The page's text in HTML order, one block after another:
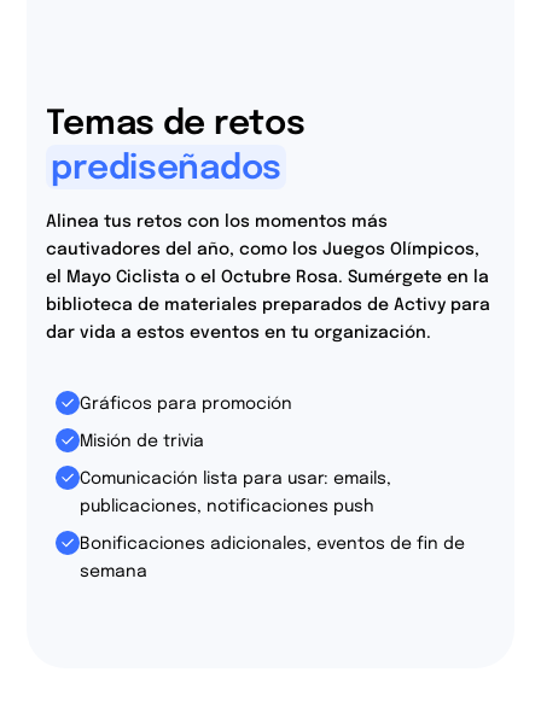
Temas de retos
prediseñados
Alinea tus retos con los momentos más
cautivadores del año, como los Juegos Olímpicos,
el Mayo Ciclista o el Octubre Rosa. Sumérgete en la
biblioteca de materiales preparados de Activy para
dar vida a estos eventos en tu organización.
Gráficos para promoción
Misión de trivia
Comunicación lista para usar: emails,
publicaciones, notificaciones push
Bonificaciones adicionales, eventos de fin de
semana